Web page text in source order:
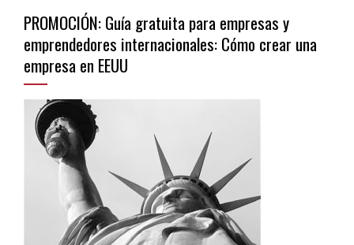
PROMOCIÓN: Guía gratuita para empresas y
emprendedores internacionales: Cómo crear una
empresa en EEUU